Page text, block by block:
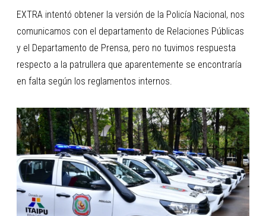
EXTRA intentó obtener la versión de la Policía Nacional, nos
comunicamos con el departamento de Relaciones Públicas
y el Departamento de Prensa, pero no tuvimos respuesta
respecto a la patrullera que aparentemente se encontraría
en falta según los reglamentos internos.